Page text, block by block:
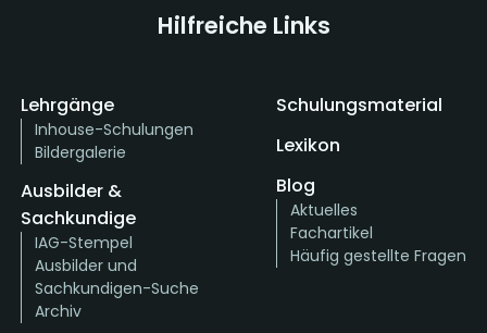
Hilfreiche Links
Lehrgänge
Inhouse-Schulungen
Bildergalerie
Ausbilder &
Sachkundige
IAG-Stempel
Ausbilder und
Sachkundigen-Suche
Archiv
Schulungsmaterial
Lexikon
Blog
Aktuelles
Fachartikel
Häufig gestellte Fragen